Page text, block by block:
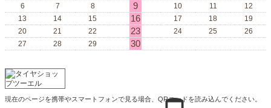
6
7 8 9 10 11
12
13
14 15 16 17 18
19
20
21 22 23 24 25
26
27
28 29 30
現在のページを携帯やスマートフォンで見る場合、QRコードを読み込んでください。